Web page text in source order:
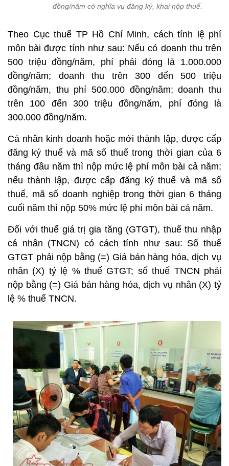
đồng/năm có nghĩa vụ đăng ký, khai nộp thuế.
Theo Cục thuế TP Hồ Chí Minh, cách tính lệ phí
môn bài được tính như sau: Nếu có doanh thu trên
500 triệu đồng/năm, phí phải đóng là 1.000.000
đồng/năm; doanh thu trên 300 đến 500 triệu
đồng/năm, thu phí 500.000 đồng/năm; doanh thu
trên 100 đến 300 triệu đồng/năm, phí đóng là
300.000 đồng/năm.
Cá nhân kinh doanh hoặc mới thành lập, được cấp
đăng ký thuế và mã số thuế trong thời gian của 6
tháng đầu năm thì nộp mức lệ phí môn bài cả năm;
nếu thành lập, được cấp đăng ký thuế và mã số
thuế, mã số doanh nghiệp trong thời gian 6 tháng
cuối năm thì nộp 50% mức lệ phí môn bài cả năm.
Đối với thuế giá trị gia tăng (GTGT), thuế thu nhập
cá nhân (TNCN) có cách tính như sau: Số thuế
GTGT phải nộp bằng (=) Giá bán hàng hóa, dịch vụ
nhân (X) tỷ lệ % thuế GTGT; số thuế TNCN phải
nộp bằng (=) Giá bán hàng hóa, dịch vụ nhân (X) tỷ
lệ % thuế TNCN.